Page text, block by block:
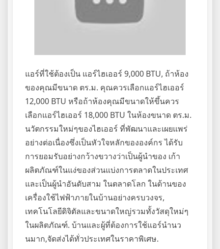
แอร์ที่ใช้ต้องเป็น แอร์ไฮเออร์ 9,000 BTU, ถ้าห้อง
ของคุณมีขนาด ตร.ม. คุณควรเลือกแอร์ไฮเออร์
12,000 BTU หรือถ้าห้องคุณมีขนาดให้ขึ้นควร
เลือกแอร์ไฮเออร์ 18,000 BTU ในห้องขนาด ตร.ม.
นวัตกรรมใหม่ๆของไฮเออร์ ที่พัฒนาและเผยแพร่
อย่างต่อเนื่องซึ่งเป็นหัวใจหลักขององค์กร ได้รับ
การยอมรับอย่างกว้างขวางว่าเป็นผู้นำของ เก้า
ผลิตภัณฑ์ในแง่ของส่วนแบ่งการตลาดในประเทศ
และเป็นผู้นำอันดับสาม ในตลาดโลก ในด้านของ
เครื่องใช้ไฟฟ้าภายในบ้านอย่างครบวงจร,
เทคโนโลยีดิจิตัลและขนาดใหญ่รวมทั้งวัสดุใหม่ๆ
ในผลิตภัณฑ์. บ้านและผู้ที่ต้องการใช้แอร์นำนว
นมาก,จัดส่งได้ทั่วประเทศในราคาพิเศษ.